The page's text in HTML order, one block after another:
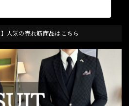
人気の売れ筋商品はこちら